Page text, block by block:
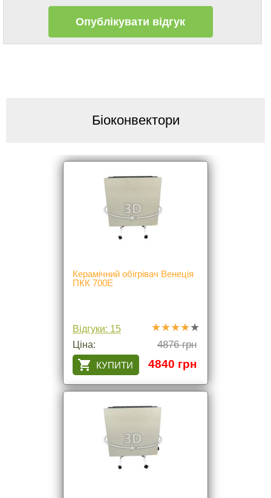
Біоконвектори
Керамічний обігрівач Венеція
ПКК 700Е
Відгуки: 15
Ціна:
4876 грн
4840 грн